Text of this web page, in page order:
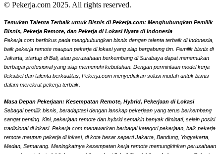
© Pekerja.com 2025. All rights reserved.
Temukan Talenta Terbaik untuk Bisnis di Pekerja.com: Menghubungkan Pemilik
Bisnis, Pekerja Remote, dan Pekerja di Lokasi Nyata di Indonesia
Pekerja.com berfokus pada menghubungkan bisnis dengan talenta terbaik di Indonesia,
baik pekerja remote maupun pekerja di lokasi yang siap bergabung tim. Pemilik bisnis di
Jakarta, startup di Bali, atau perusahaan berkembang di Surabaya dapat menemukan
berbagai profesional yang siap memenuhi kebutuhan. Dengan permintaan model kerja
fleksibel dan talenta berkualitas, Pekerja.com menyediakan solusi mudah untuk bisnis
dalam merekrut pekerja terbaik.
Masa Depan Pekerjaan: Kesempatan Remote, Hybrid, Pekerjaan di Lokasi
Sebagai pemilik bisnis, beradaptasi dengan lanskap pekerjaan yang terus berkembang
sangat penting. Kini, pekerjaan remote dan hybrid semakin banyak diminati, selain posisi
tradisional di lokasi. Pekerja.com menawarkan berbagai kategori pekerjaan, baik pekerja
remote maupun pekerja di lokasi, di kota besar seperti Jakarta, Bandung, Yogyakarta,
Medan, Semarang. Meningkatnya kesempatan kerja remote memungkinkan perusahaan